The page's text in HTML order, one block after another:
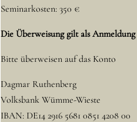
Seminarkosten: 350 €
Die Überweisung gilt als Anmeldung
Bitte überweisen auf das Konto
Dagmar Ruthenberg
Volksbank Wümme-Wieste
IBAN: DE14 2916 5681 0851 4208 00